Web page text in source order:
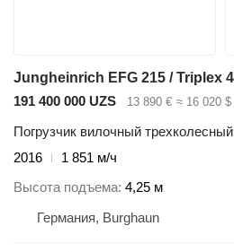
191 400 000 UZS 13 890 € ≈ 16 020 $
Погрузчик вилочный трехколесный
2016
1 851 м/ч
Высота подъема 4,25 м
Германия, Burghaun